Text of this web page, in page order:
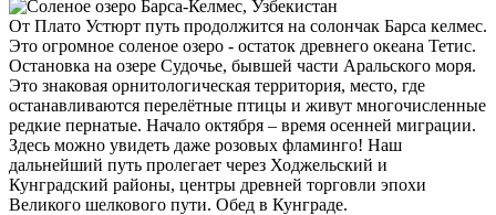
От Плато Устюрт путь продолжится на солончак Барса келмес.
Это огромное соленое озеро - остаток древнего океана Тетис.
Остановка на озере Судочье, бывшей части Аральского моря.
Это знаковая орнитологическая территория, место, где
останавливаются перелётные птицы и живут многочисленные
редкие пернатые. Начало октября – время осенней миграции.
Здесь можно увидеть даже розовых фламинго! Наш
дальнейший путь пролегает через Ходжельский и
Кунградский районы, центры древней торговли эпохи
Великого шелкового пути. Обед в Кунграде.